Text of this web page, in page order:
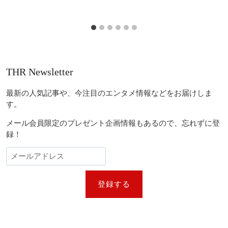
THR Newsletter
最新の人気記事や、今注目のエンタメ情報などをお届けしま
す。
メール会員限定のプレゼント企画情報もあるので、忘れずに登
録！
登録する